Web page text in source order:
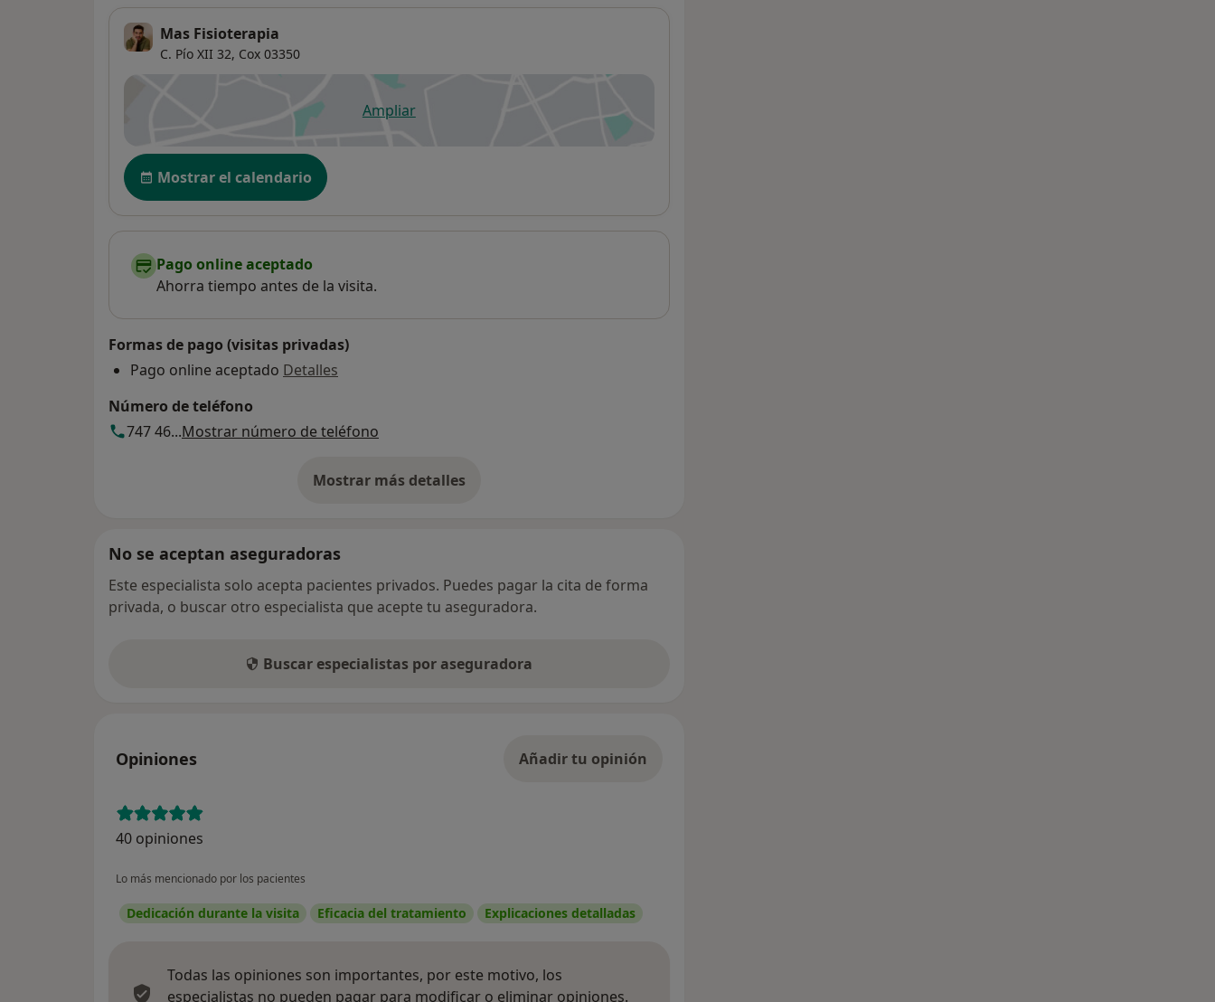
Mas Fisioterapia
C. Pío XII 32, Cox 03350
Ampliarse abre en una nueva pestaña
Disponibilidad
Mostrar el calendario
Pago online aceptado
Ahorra tiempo antes de la visita.
Formas de pago (visitas privadas)
Pago online aceptado Detalles
Número de teléfono
747 46...Mostrar número de teléfono
Mostrar más detalles
sobre la dirección
No se aceptan aseguradoras
Este especialista solo acepta pacientes privados. Puedes pagar la cita de forma
privada, o buscar otro especialista que acepte tu aseguradora.
Buscar especialistas por aseguradora
Opiniones Añadir tu opinión
40 opiniones
Lo más mencionado por los pacientes
Dedicación durante la visita Eficacia del tratamiento Explicaciones detalladas
Todas las opiniones son importantes, por este motivo, los
especialistas no pueden pagar para modificar o eliminar opiniones.